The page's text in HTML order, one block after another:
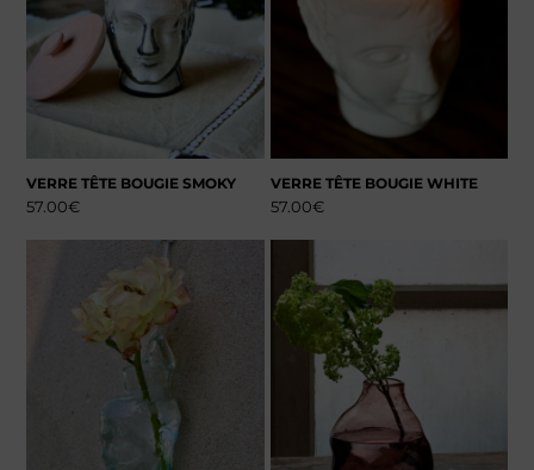
VERRE TÊTE BOUGIE SMOKY
57.00€
VERRE TÊTE BOUGIE WHITE
57.00€